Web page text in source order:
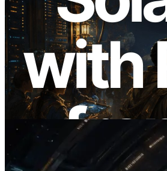
2026.08.05
ERPC 扩展 Solana
增全球 7 个区域的 Ping
Information API 同步上
阅读此文章